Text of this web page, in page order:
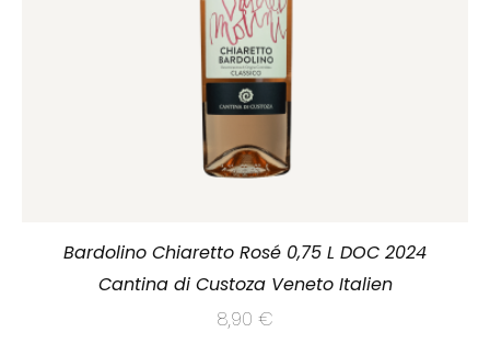
Bardolino Chiaretto Rosé 0,75 L DOC 2024
Cantina di Custoza Veneto Italien
8,90 €